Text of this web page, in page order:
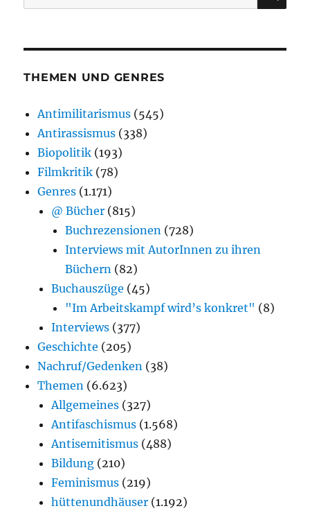
nach:
THEMEN UND GENRES
Antimilitarismus (545)
Antirassismus (338)
Biopolitik (193)
Filmkritik (78)
Genres (1.171)
@ Bücher (815)
Buchrezensionen (728)
Interviews mit AutorInnen zu ihren
Büchern (82)
Buchauszüge (45)
"Im Arbeitskampf wird’s konkret" (8)
Interviews (377)
Geschichte (205)
Nachruf/Gedenken (38)
Themen (6.623)
Allgemeines (327)
Antifaschismus (1.568)
Antisemitismus (488)
Bildung (210)
Feminismus (219)
hüttenundhäuser (1.192)